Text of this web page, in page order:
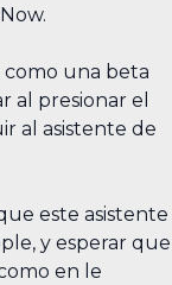
como una beta
al presionar el
al asistente de
este asistente
y esperar que
en le